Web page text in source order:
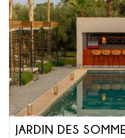
JARDIN DES